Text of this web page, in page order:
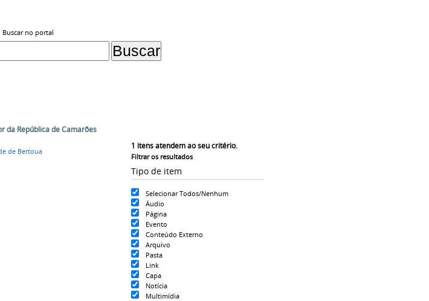
Buscar no portal
1 itens atendem ao seu critério.
Filtrar os resultados
Tipo de item
Selecionar Todos/Nenhum
Áudio
Página
Evento
Conteúdo Externo
Arquivo
Pasta
Link
Capa
Notícia
Multimídia
da República de Camarões
de Bertoua